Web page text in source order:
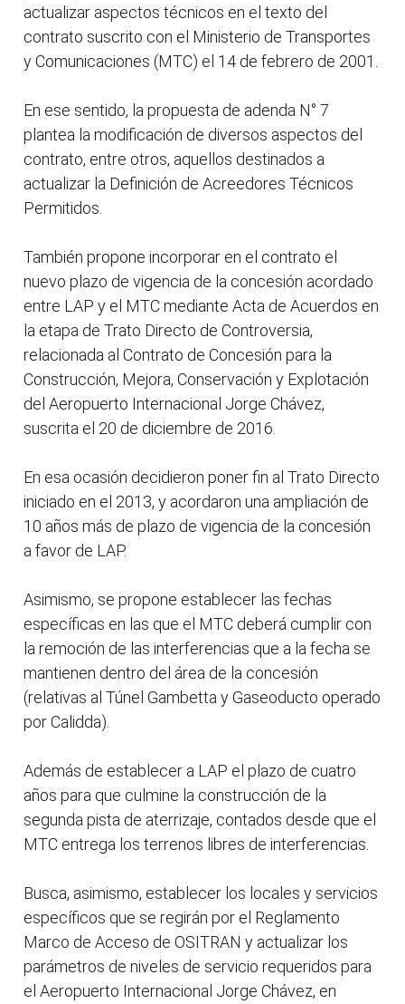
actualizar aspectos técnicos en el texto del
contrato suscrito con el Ministerio de Transportes
y Comunicaciones (MTC) el 14 de febrero de 2001.
En ese sentido, la propuesta de adenda N° 7
plantea la modificación de diversos aspectos del
contrato, entre otros, aquellos destinados a
actualizar la Definición de Acreedores Técnicos
Permitidos.
También propone incorporar en el contrato el
nuevo plazo de vigencia de la concesión acordado
entre LAP y el MTC mediante Acta de Acuerdos en
la etapa de Trato Directo de Controversia,
relacionada al Contrato de Concesión para la
Construcción, Mejora, Conservación y Explotación
del Aeropuerto Internacional Jorge Chávez,
suscrita el 20 de diciembre de 2016.
En esa ocasión decidieron poner fin al Trato Directo
iniciado en el 2013, y acordaron una ampliación de
10 años más de plazo de vigencia de la concesión
a favor de LAP.
Asimismo, se propone establecer las fechas
específicas en las que el MTC deberá cumplir con
la remoción de las interferencias que a la fecha se
mantienen dentro del área de la concesión
(relativas al Túnel Gambetta y Gaseoducto operado
por Calidda).
Además de establecer a LAP el plazo de cuatro
años para que culmine la construcción de la
segunda pista de aterrizaje, contados desde que el
MTC entrega los terrenos libres de interferencias.
Busca, asimismo, establecer los locales y servicios
específicos que se regirán por el Reglamento
Marco de Acceso de OSITRAN y actualizar los
parámetros de niveles de servicio requeridos para
el Aeropuerto Internacional Jorge Chávez, en